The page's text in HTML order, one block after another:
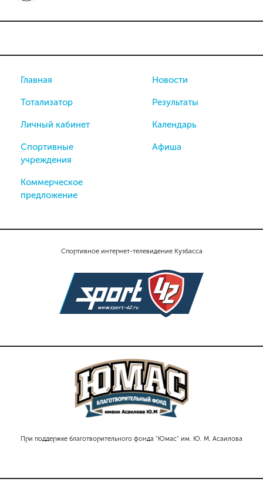
Спортивное интернет-телевидение Кузбасса
При поддержке благотворительного фонда "Юмас" им. Ю. М. Асаилова
Главная
Тотализатор
Личный кабинет
Спортивные
учреждения
Коммерческое
предложение
Новости
Результаты
Календарь
Афиша